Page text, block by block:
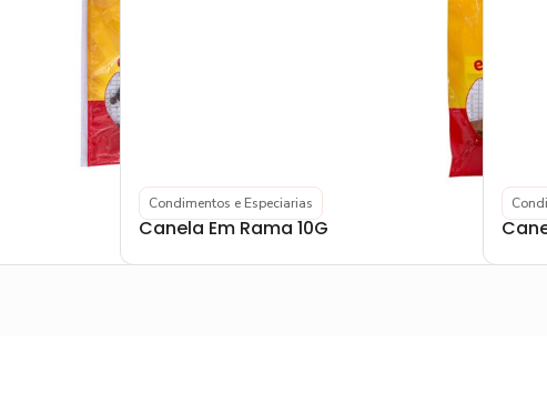
Condimentos e Especiarias
Canela Em Rama 10G